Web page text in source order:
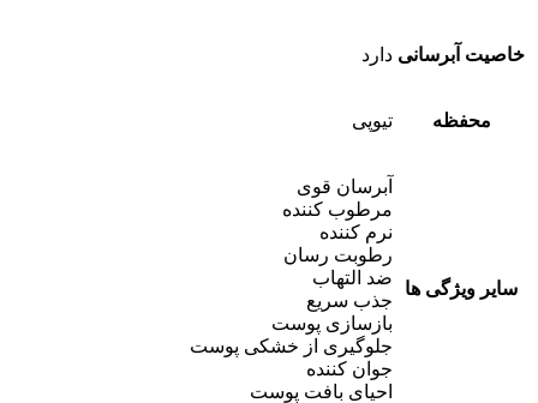
خاصیت آبرسانی دارد
محفظه تیوپی
سایر ویژگی ها
آبرسان قوی
مرطوب کننده
نرم کننده
رطوبت رسان
ضد التهاب
جذب سریع
بازسازی پوست
جلوگیری از خشکی پوست
جوان کننده
احیای بافت پوست